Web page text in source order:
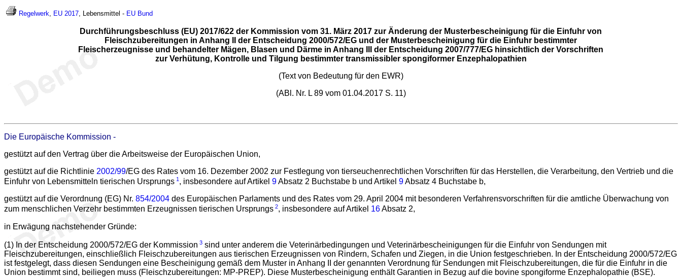
Regelwerk, EU 2017, Lebensmittel - EU Bund
Durchführungsbeschluss (EU) 2017/622 der Kommission vom 31. März 2017 zur Änderung der Musterbescheinigung für die Einfuhr von
Fleischzubereitungen in Anhang II der Entscheidung 2000/572/EG und der Musterbescheinigung für die Einfuhr bestimmter
Fleischerzeugnisse und behandelter Mägen, Blasen und Därme in Anhang III der Entscheidung 2007/777/EG hinsichtlich der Vorschriften
zur Verhütung, Kontrolle und Tilgung bestimmter transmissibler spongiformer Enzephalopathien
(Text von Bedeutung für den EWR)
(ABl. Nr. L 89 vom 01.04.2017 S. 11)
Die Europäische Kommission -
gestützt auf den Vertrag über die Arbeitsweise der Europäischen Union,
gestützt auf die Richtlinie 2002/99/EG des Rates vom 16. Dezember 2002 zur Festlegung von tierseuchenrechtlichen Vorschriften für das Herstellen, die Verarbeitung, den Vertrieb und die
Einfuhr von Lebensmitteln tierischen Ursprungs 1 , insbesondere auf Artikel 9Absatz 2 Buchstabe b und Artikel 9Absatz 4 Buchstabe b,
gestützt auf die Verordnung (EG) Nr. 854/2004 des Europäischen Parlaments und des Rates vom 29. April 2004 mit besonderen Verfahrensvorschriften für die amtliche Überwachung von
zum menschlichen Verzehr bestimmten Erzeugnissen tierischen Ursprungs 2, insbesondere auf Artikel 16Absatz 2,
in Erwägung nachstehender Gründe:
(1) In der Entscheidung 2000/572/EG der Kommission 3 sind unter anderem die Veterinärbedingungen und Veterinärbescheinigungen für die Einfuhr von Sendungen mit
Fleischzubereitungen, einschließlich Fleischzubereitungen aus tierischen Erzeugnissen von Rindern, Schafen und Ziegen, in die Union festgeschrieben. In der Entscheidung 2000/572/EG
ist festgelegt, dass diesen Sendungen eine Bescheinigung gemäß dem Muster in Anhang II der genannten Verordnung für Sendungen mit Fleischzubereitungen, die für die Einfuhr in die
Union bestimmt sind, beiliegen muss (Fleischzubereitungen: MP-PREP). Diese Musterbescheinigung enthält Garantien in Bezug auf die bovine spongiforme Enzephalopathie (BSE).